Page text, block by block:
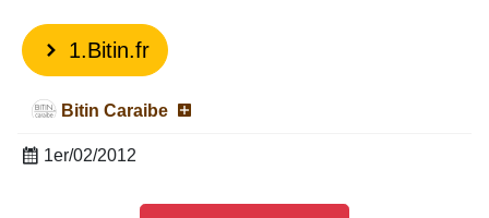
1.Bitin.fr
Bitin Caraibe
1er/02/2012